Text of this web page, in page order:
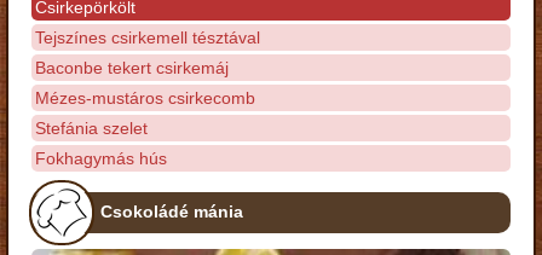
Csirkepörkölt
Tejszínes csirkemell tésztával
Baconbe tekert csirkemáj
Mézes-mustáros csirkecomb
Stefánia szelet
Fokhagymás hús
Csokoládé mánia